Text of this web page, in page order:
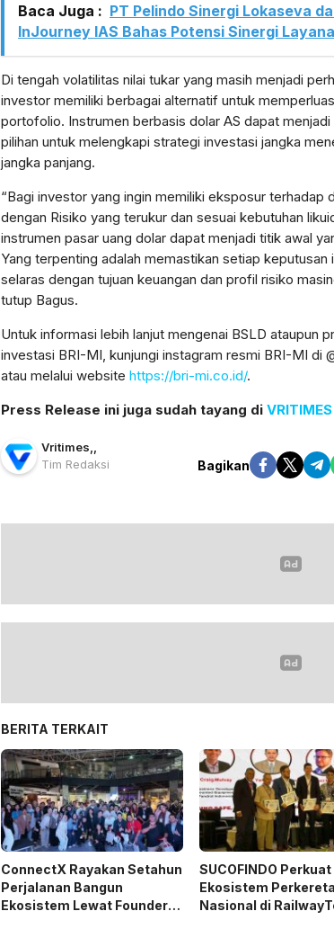
Baca Juga : PT Pelindo Sinergi Lokaseva
InJourney IAS Bahas Potensi Sinergi
Di tengah volatilitas nilai tukar yang masih menjadi
investor memiliki berbagai alternatif untuk
portofolio. Instrumen berbasis dolar AS dapat menjadi
pilihan untuk melengkapi strategi investasi jangka
jangka panjang.
“Bagi investor yang ingin memiliki eksposur terhadap
dengan Risiko yang terukur dan sesuai kebutuhan
instrumen pasar uang dolar dapat menjadi titik awal
Yang terpenting adalah memastikan setiap keputusan
selaras dengan tujuan keuangan dan profil risiko
tutup Bagus.
Untuk informasi lebih lanjut mengenai BSLD ataupun
investasi BRI-MI, kunjungi instagram resmi BRI-MI di
atau melalui website https://bri-mi.co.id/.
Press Release ini juga sudah tayang di VRITIMES
Vritimes
Tim Redaksi
Bagikan
BERITA TERKAIT
ConnectX Rayakan Setahun
Perjalanan Bangun
Ekosistem Lewat Founder
SUCOFINDO Perkuat
Ekosistem
Nasional di